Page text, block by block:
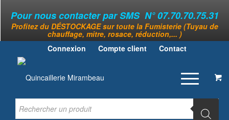
Pour nous contacter par SMS N° 07.70.70.75.31
Profitez du DÉSTOCKAGE sur toute la Fumisterie (Tuyau de
chauffage, mitre, rosace, réduction,... )
Connexion
Compte client Contact